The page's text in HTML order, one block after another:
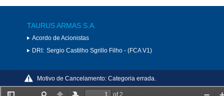
TAURUS ARMAS S.A.
Acordo de Acionistas
DRI: Sergio Castilho Sgrillo Filho - (FCA V1)
Motivo de Cancelamento: Categoria errada.